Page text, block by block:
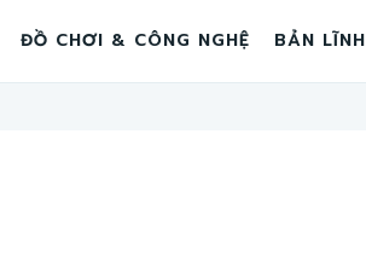
ĐỒ CHƠI & CÔNG NGHỆ BẢN LĨNH